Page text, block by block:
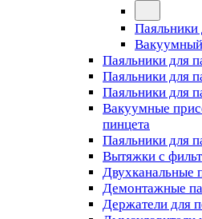
Паяльники
Паяльники для
Паяльники для
Паяльники для
Вакуумные
пинцета
Паяльники для
Вытяжки с
Двухканальные
Демонтажные
Держатели для